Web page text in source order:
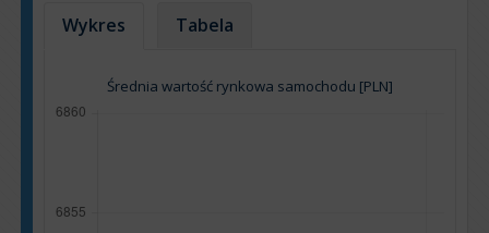
Wykres Tabela
Średnia wartość rynkowa samochodu [PLN]